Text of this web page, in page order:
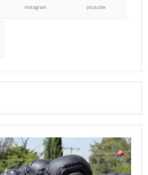
instagram youtube